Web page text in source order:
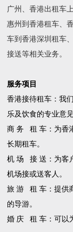
广州、香港出租车
惠州到香港租车、
车到香港深圳租车
接送等相关业务。
服务项目
香港接待租车：我
乐及饮食的专业意
商 务 租 车：为香
长期租车。
机 场 接 送：为客
机场接或送客人。
旅 游 租 车：提供
的导游。
婚 庆 租 车：可以